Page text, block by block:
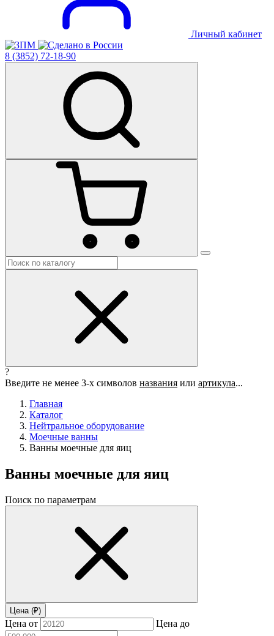
Личный кабинет
8 (3852) 72-18-90
?
Введите не менее 3-х символов названия или артикула...
Главная
Каталог
Нейтральное оборудование
Моечные ванны
Ванны моечные для яиц
Ванны моечные для яиц
Поиск по параметрам
Цена (₽)
Цена от Цена до